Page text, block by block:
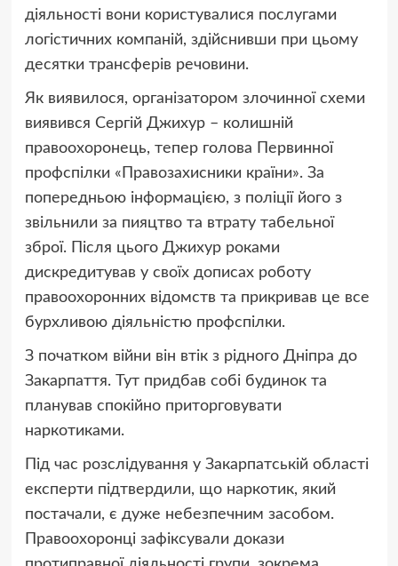
діяльності вони користувалися послугами
логістичних компаній, здійснивши при цьому
десятки трансферів речовини.
Як виявилося, організатором злочинної схеми
виявився Сергій Джихур – колишній
правоохоронець, тепер голова Первинної
профспілки «Правозахисники країни». За
попередньою інформацією, з поліції його з
звільнили за пияцтво та втрату табельної
зброї. Після цього Джихур роками
дискредитував у своїх дописах роботу
правоохоронних відомств та прикривав це все
бурхливою діяльністю профспілки.
З початком війни він втік з рідного Дніпра до
Закарпаття. Тут придбав собі будинок та
планував спокійно приторговувати
наркотиками.
Під час розслідування у Закарпатській області
експерти підтвердили, що наркотик, який
постачали, є дуже небезпечним засобом.
Правоохоронці зафіксували докази